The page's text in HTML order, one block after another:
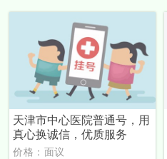
天津市中心医院普通号，用
真心换诚信，优质服务
价格：面议